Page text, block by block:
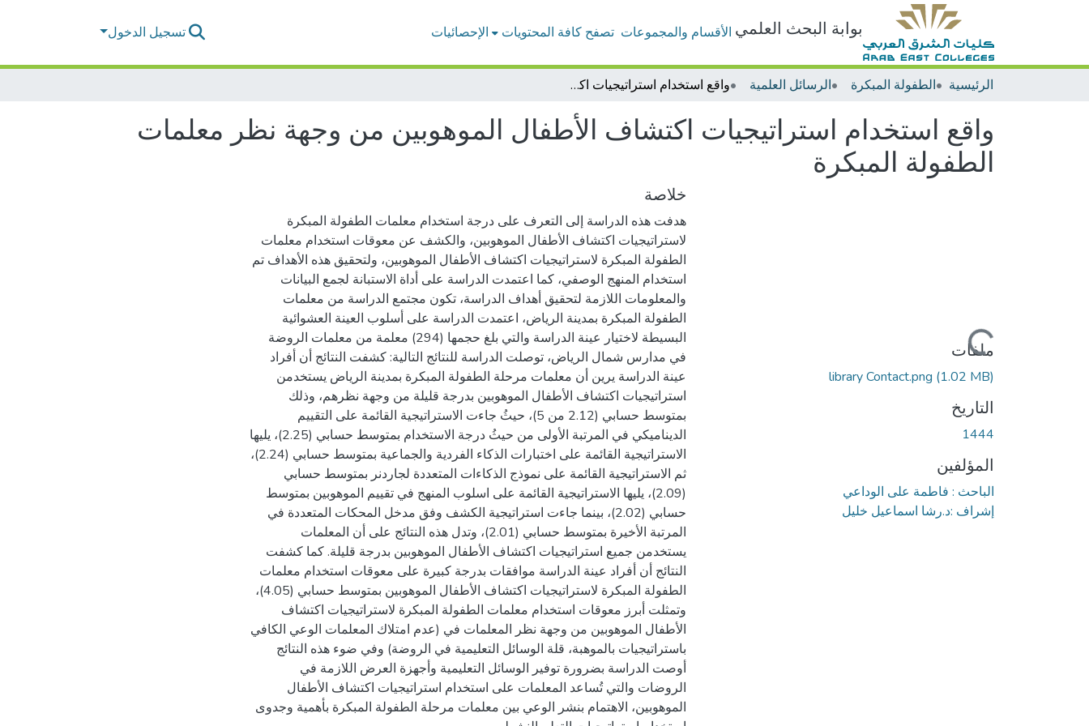
بوابة البحث العلمي الأقسام والمجموعات تصفح كافة المحتويات الإحصائيات تسجيل الدخول
الرئيسية الطفولة المبكرة الرسائل العلمية واقع استخدام استراتيجيات اكتشاف الأطفال الموهوبين من وجهة نظر معلمات الطفولة المبكرة
واقع استخدام استراتيجيات اكتشاف الأطفال الموهوبين من وجهة نظر معلمات
الطفولة المبكرة
جاري التحميل...
ملفات
library Contact.png (1.02 MB)
التاريخ
1444
المؤلفين
الباحث : فاطمة على الوداعي
إشراف :د.رشا اسماعيل خليل
خلاصة
هدفت هذه الدراسة إلى التعرف على درجة استخدام معلمات الطفولة المبكرة
لاستراتيجيات اكتشاف الأطفال الموهوبين، والكشف عن معوقات استخدام معلمات
الطفولة المبكرة لاستراتيجيات اكتشاف الأطفال الموهوبين، ولتحقيق هذه الأهداف تم
استخدام المنهج الوصفي، كما اعتمدت الدراسة على أداة الاستبانة لجمع البيانات
والمعلومات اللازمة لتحقيق أهداف الدراسة، تكون مجتمع الدراسة من معلمات
الطفولة المبكرة بمدينة الرياض، اعتمدت الدراسة على أسلوب العينة العشوائية
البسيطة لاختيار عينة الدراسة والتي بلغ حجمها (294) معلمة من معلمات الروضة
في مدارس شمال الرياض، توصلت الدراسة للنتائج التالية: كشفت النتائج أن أفراد
عينة الدراسة يرين أن معلمات مرحلة الطفولة المبكرة بمدينة الرياض يستخدمن
استراتيجيات اكتشاف الأطفال الموهوبين بدرجة قليلة من وجهة نظرهم، وذلك
بمتوسط حسابي (2.12 من 5)، حيثُ جاءت الاستراتيجية القائمة على التقييم
الديناميكي في المرتبة الأولى من حيثُ درجة الاستخدام بمتوسط حسابي (2.25)، يليها
الاستراتيجية القائمة على اختبارات الذكاء الفردية والجماعية بمتوسط حسابي (2.24)،
ثم الاستراتيجية القائمة على نموذج الذكاءات المتعددة لجاردنر بمتوسط حسابي
(2.09)، يليها الاستراتيجية القائمة على اسلوب المنهج في تقييم الموهوبين بمتوسط
حسابي (2.02)، بينما جاءت استراتيجية الكشف وفق مدخل المحكات المتعددة في
المرتبة الأخيرة بمتوسط حسابي (2.01)، وتدل هذه النتائج على أن المعلمات
يستخدمن جميع استراتيجيات اكتشاف الأطفال الموهوبين بدرجة قليلة. كما كشفت
النتائج أن أفراد عينة الدراسة موافقات بدرجة كبيرة على معوقات استخدام معلمات
الطفولة المبكرة لاستراتيجيات اكتشاف الأطفال الموهوبين بمتوسط حسابي (4.05)،
وتمثلت أبرز معوقات استخدام معلمات الطفولة المبكرة لاستراتيجيات اكتشاف
الأطفال الموهوبين من وجهة نظر المعلمات في (عدم امتلاك المعلمات الوعي الكافي
باستراتيجيات بالموهبة، قلة الوسائل التعليمية في الروضة) وفي ضوء هذه النتائج
أوصت الدراسة بضرورة توفير الوسائل التعليمية وأجهزة العرض اللازمة في
الروضات والتي تُساعد المعلمات على استخدام استراتيجيات اكتشاف الأطفال
الموهوبين، الاهتمام بنشر الوعي بين معلمات مرحلة الطفولة المبكرة بأهمية وجدوى